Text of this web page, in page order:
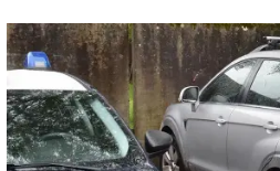
Uredništvo
Oglasi
Založnik